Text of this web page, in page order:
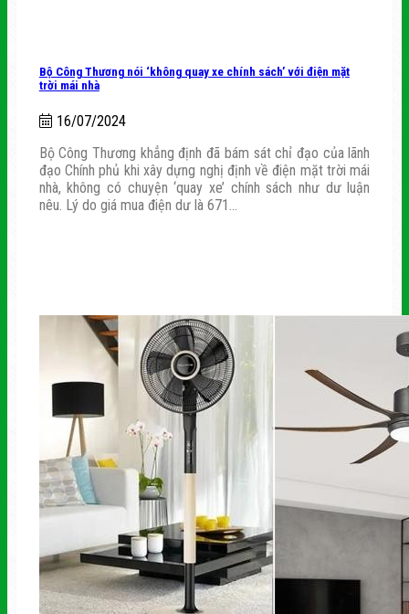
Bộ Công Thương nói ‘không quay xe chính sách’ với điện mặt
trời mái nhà
16/07/2024
Bộ Công Thương khẳng định đã bám sát chỉ đạo của lãnh
đạo Chính phủ khi xây dựng nghị định về điện mặt trời mái
nhà, không có chuyện ‘quay xe’ chính sách như dư luận
nêu. Lý do giá mua điện dư là 671...